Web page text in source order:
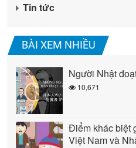
Tin tức
BÀI XEM NHIỀU
Người Nhật
10,671
Điểm khác biệt
Việt Nam và